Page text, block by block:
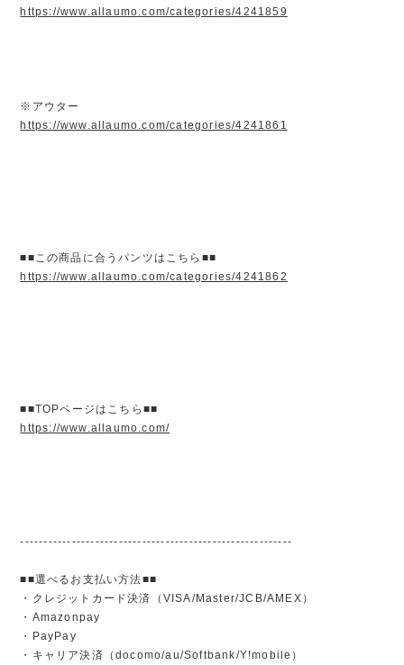
https://www.allaumo.com/categories/4241859
※アウター
https://www.allaumo.com/categories/4241861
■■この商品に合うパンツはこちら■■
https://www.allaumo.com/categories/4241862
■■TOPページはこちら■■
https://www.allaumo.com/
----------------------------------------------------------
■■選べるお支払い方法■■
・クレジットカード決済（VISA/Master/JCB/AMEX）
・Amazonpay
・PayPay
・キャリア決済（docomo/au/Softbank/Y!mobile）